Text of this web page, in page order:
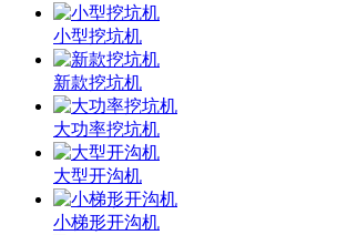
小型挖坑机
新款挖坑机
大功率挖坑机
大型开沟机
小梯形开沟机